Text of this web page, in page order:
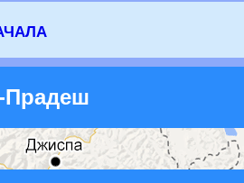
Прадеш